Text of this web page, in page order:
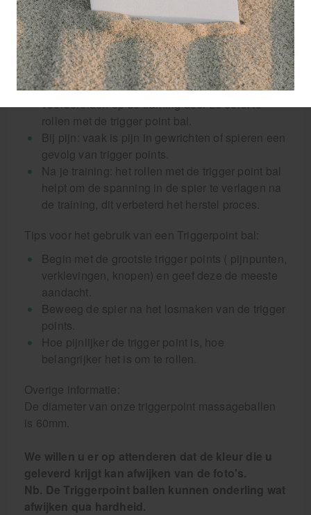
steeds zitten dan is het raadzaam om advies te
vragen bij een dokter of fysiotherapeut.
Wanneer gebruik je een Triggerpoint bal:
Voor je training: je kunt dan namelijk je spieren
voorbereiden op de training door ze eerst te
rollen met de trigger point bal.
Bij pijn: vaak is pijn in gewrichten of spieren een
gevolg van trigger points.
Na je training: het rollen met de trigger point bal
helpt om de spanning in de spier te verlagen na
de training, dit verbeterd het herstel proces.
Tips voor het gebruik van een Triggerpoint bal:
Begin met de grootste trigger points ( pijnpunten,
verklevingen, knopen) en geef deze de meeste
aandacht.
Beweeg de spier na het losmaken van de trigger
points.
Hoe pijnlijker de trigger point is, hoe
belangrijker het is om te rollen.
Overige informatie:
De diameter van onze triggerpoint massageballen
is 60mm.
We willen u er op attenderen dat de kleur die u
geleverd krijgt kan afwijken van de foto's.
Nb. De Triggerpoint ballen kunnen onderling wat
afwijken qua hardheid.